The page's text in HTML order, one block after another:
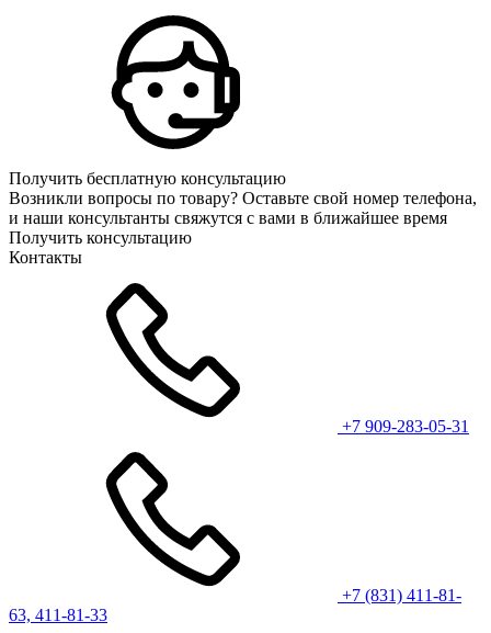
Получить бесплатную консультацию
Возникли вопросы по товару? Оставьте свой номер телефона,
и наши консультанты свяжутся с вами в ближайшее время
Получить консультацию
Контакты
+7 909-283-05-31
+7 (831) 411-81-
63, 411-81-33